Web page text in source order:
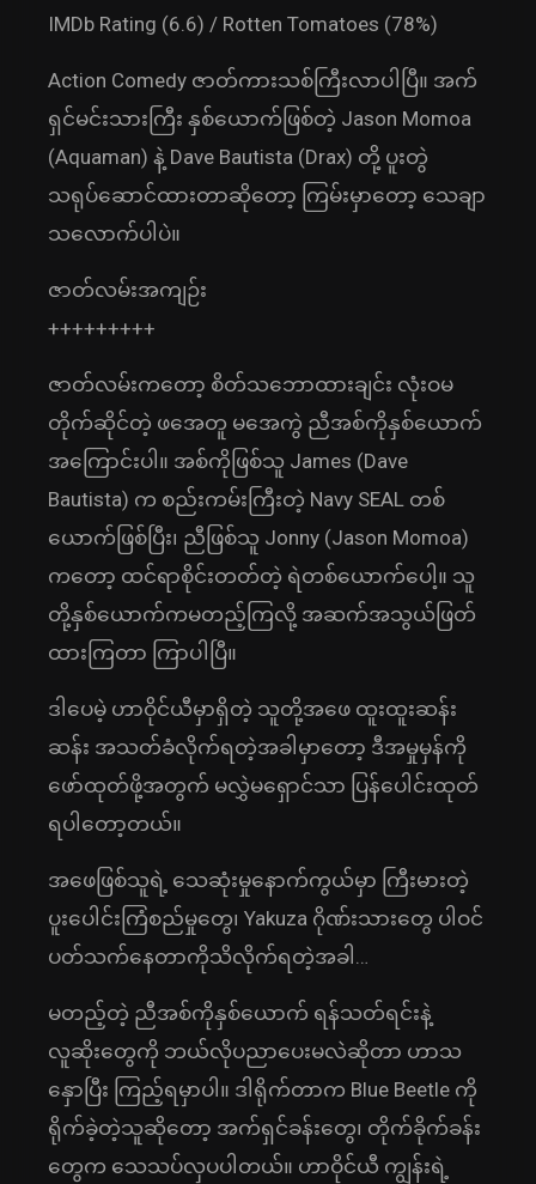
IMDb Rating (6.6) / Rotten Tomatoes (78%)
Action Comedy ဇာတ်ကားသစ်ကြီးလာပါပြီ။ အက်
ရှင်မင်းသားကြီး နှစ်ယောက်ဖြစ်တဲ့ Jason Momoa
(Aquaman) နဲ့ Dave Bautista (Drax) တို့ ပူးတွဲ
သရုပ်ဆောင်ထားတာဆိုတော့ ကြမ်းမှာတော့ သေချာ
သလောက်ပါပဲ။
ဇာတ်လမ်းအကျဉ်း
+++++++++
ဇာတ်လမ်းကတော့ စိတ်သဘောထားချင်း လုံးဝမ
တိုက်ဆိုင်တဲ့ ဖအေတူ မအေကွဲ ညီအစ်ကိုနှစ်ယောက်
အကြောင်းပါ။ အစ်ကိုဖြစ်သူ James (Dave
Bautista) က စည်းကမ်းကြီးတဲ့ Navy SEAL တစ်
ယောက်ဖြစ်ပြီး၊ ညီဖြစ်သူ Jonny (Jason Momoa)
ကတော့ ထင်ရာစိုင်းတတ်တဲ့ ရဲတစ်ယောက်ပေါ့။ သူ
တို့နှစ်ယောက်ကမတည့်ကြလို့ အဆက်အသွယ်ဖြတ်
ထားကြတာ ကြာပါပြီ။
ဒါပေမဲ့ ဟာဝိုင်ယီမှာရှိတဲ့ သူတို့အဖေ ထူးထူးဆန်း
ဆန်း အသတ်ခံလိုက်ရတဲ့အခါမှာတော့ ဒီအမှုမှန်ကို
ဖော်ထုတ်ဖို့အတွက် မလွှဲမရှောင်သာ ပြန်ပေါင်းထုတ်
ရပါတော့တယ်။
အဖေဖြစ်သူရဲ့ သေဆုံးမှုနောက်ကွယ်မှာ ကြီးမားတဲ့
ပူးပေါင်းကြံစည်မှုတွေ၊ Yakuza ဂိုဏ်းသားတွေ ပါဝင်
ပတ်သက်နေတာကိုသိလိုက်ရတဲ့အခါ…
မတည့်တဲ့ ညီအစ်ကိုနှစ်ယောက် ရန်သတ်ရင်းနဲ့
လူဆိုးတွေကို ဘယ်လိုပညာပေးမလဲဆိုတာ ဟာသ
နှောပြီး ကြည့်ရမှာပါ။ ဒါရိုက်တာက Blue Beetle ကို
ရိုက်ခဲ့တဲ့သူဆိုတော့ အက်ရှင်ခန်းတွေ၊ တိုက်ခိုက်ခန်း
တွေက သေသပ်လှပပါတယ်။ ဟာဝိုင်ယီ ကျွန်းရဲ့